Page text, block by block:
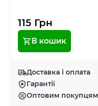
115 Грн
В кошик
Доставка і оплата
Гарантії
Оптовим покупцям